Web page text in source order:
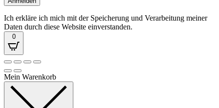
Ich erkläre ich mich mit der Speicherung und Verarbeitung meiner
Daten durch diese Website einverstanden.
0
Mein Warenkorb